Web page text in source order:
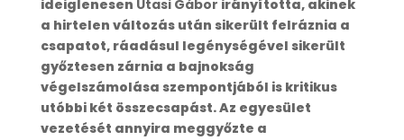
ideiglenesen Utasi Gábor irányította, akinek
a hirtelen változás után sikerült felráznia a
csapatot, ráadásul legénységével sikerült
győztesen zárnia a bajnokság
végelszámolása szempontjából is kritikus
utóbbi két összecsapást. Az egyesület
vezetését annyira meggyőzte a